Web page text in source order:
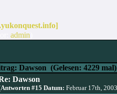
admin
Dawson (Gelesen: 4229 mal)
Dawson
Antworten #15 Datum: Februar 17th,